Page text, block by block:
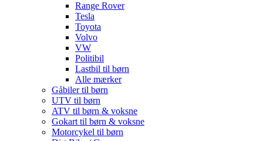
Range Rover
Tesla
Toyota
Volvo
VW
Politibil
Lastbil til børn
Alle mærker
Gåbiler til børn
UTV til børn
ATV til børn & voksne
Gokart til børn & voksne
Motorcykel til børn